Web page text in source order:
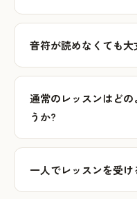
音符が読めなくても大
通常のレッスンはど
うか?
一人でレッスンを受け